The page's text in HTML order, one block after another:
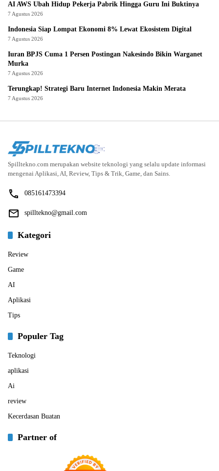
AI AWS Ubah Hidup Pekerja Pabrik Hingga Guru Ini Buktinya
7 Agustus 2026
Indonesia Siap Lompat Ekonomi 8% Lewat Ekosistem Digital
7 Agustus 2026
Iuran BPJS Cuma 1 Persen Postingan Nakesindo Bikin Warganet
Murka
7 Agustus 2026
Terungkap! Strategi Baru Internet Indonesia Makin Merata
7 Agustus 2026
Spilltekno.com merupakan website teknologi yang selalu update informasi
mengenai Aplikasi, AI, Review, Tips & Trik, Game, dan Sains.
085161473394
spilltekno@gmail.com
Kategori
Review
Game
AI
Aplikasi
Tips
Populer Tag
Teknologi
aplikasi
Ai
review
Kecerdasan Buatan
Partner of